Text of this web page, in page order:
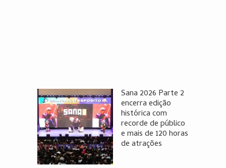
Sana 2026 Parte 2
encerra edição
histórica com
recorde de público
e mais de 120 horas
de atrações